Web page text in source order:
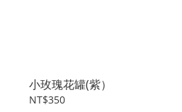
小玫瑰花罐(紫）
NT$350